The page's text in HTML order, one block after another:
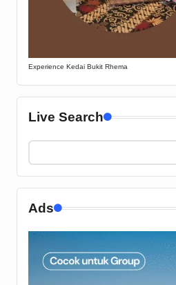
Experience Kedai Bukit Rhema
Live Search
Ads